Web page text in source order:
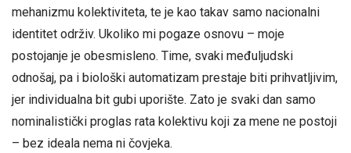
mehanizmu kolektiviteta, te je kao takav samo nacionalni
identitet održiv. Ukoliko mi pogaze osnovu – moje
postojanje je obesmisleno. Time, svaki međuljudski
odnošaj, pa i biološki automatizam prestaje biti prihvatljivim,
jer individualna bit gubi uporište. Zato je svaki dan samo
nominalistički proglas rata kolektivu koji za mene ne postoji
– bez ideala nema ni čovjeka.